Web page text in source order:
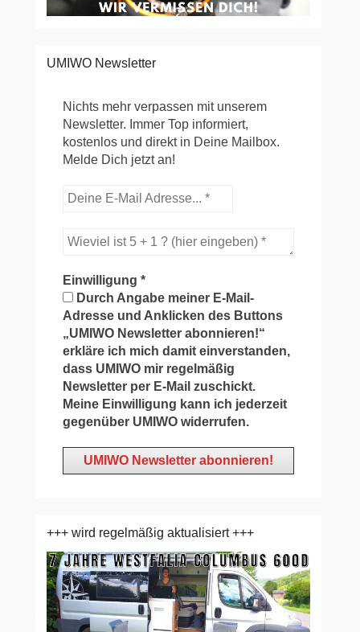
UMIWO Newsletter
Nichts mehr verpassen mit unserem
Newsletter. Immer Top informiert,
kostenlos und direkt in Deine Mailbox.
Melde Dich jetzt an!
Einwilligung*
Durch Angabe meiner E-Mail-
Adresse und Anklicken des Buttons
„UMIWO Newsletter abonnieren!“
erkläre ich mich damit einverstanden,
dass UMIWO mir regelmäßig
Newsletter per E-Mail zuschickt.
Meine Einwilligung kann ich jederzeit
gegenüber UMIWO widerrufen.
+++ wird regelmäßig aktualisiert +++